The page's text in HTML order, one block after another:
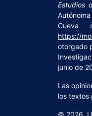
Estudios
Cueva
https://
otorgado
junio de
Las
los textos